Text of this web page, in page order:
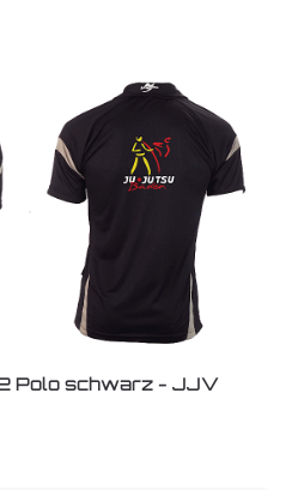
Polo schwarz - JJV